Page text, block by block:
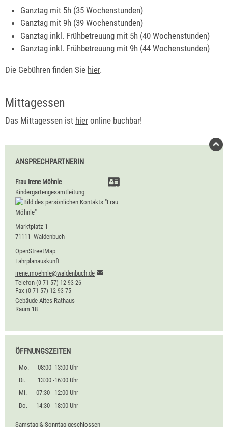
Ganztag mit 5h (35 Wochenstunden)
Ganztag mit 9h (39 Wochenstunden)
Ganztag inkl. Frühbetreuung mit 5h (40 Wochenstunden)
Ganztag inkl. Frühbetreuung mit 9h (44 Wochenstunden)
Die Gebühren finden Sie hier.
Mittagessen
Das Mittagessen ist hier online buchbar!
ANSPRECHPARTNERIN
Frau Irene Möhnle
Kindergartengesamtleitung
Marktplatz 1
71111 Waldenbuch
OpenStreetMap
Fahrplanauskunft
irene.moehnle@waldenbuch.de
Telefon (0 71 57) 12 93-26
Fax (0 71 57) 12 93-75
Gebäude Altes Rathaus
Raum 18
ÖFFNUNGSZEITEN
Mo.
08:00 -13:00 Uhr
Di.
13:00 -16:00 Uhr
Mi.
07:30 - 12:00 Uhr
Do.
14:30 - 18:00 Uhr
Samstag & Sonntag geschlossen